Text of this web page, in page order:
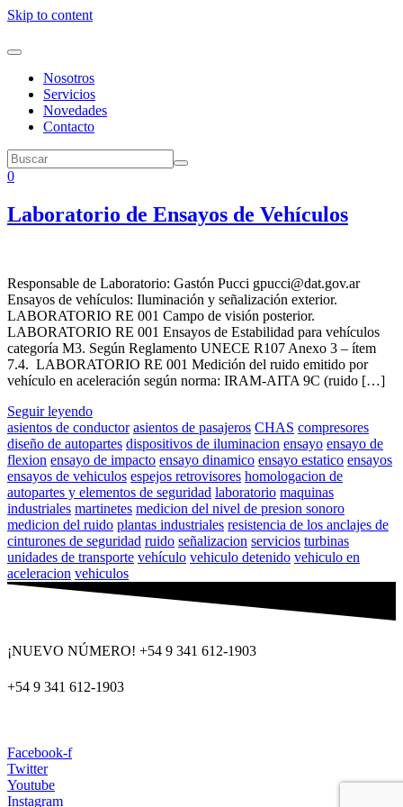
Skip to content
Nosotros
Servicios
Novedades
Contacto
0
Laboratorio de Ensayos de Vehículos
Responsable de Laboratorio: Gastón Pucci gpucci@dat.gov.ar
Ensayos de vehículos: Iluminación y señalización exterior.
LABORATORIO RE 001 Campo de visión posterior.
LABORATORIO RE 001 Ensayos de Estabilidad para vehículos
categoría M3. Según Reglamento UNECE R107 Anexo 3 – ítem
7.4. LABORATORIO RE 001 Medición del ruido emitido por
vehículo en aceleración según norma: IRAM-AITA 9C (ruido […]
Seguir leyendo
asientos de conductor asientos de pasajeros CHAS compresores
diseño de autopartes dispositivos de iluminacion ensayo ensayo de
flexion ensayo de impacto ensayo dinamico ensayo estatico ensayos
ensayos de vehiculos espejos retrovisores homologacion de
autopartes y elementos de seguridad laboratorio maquinas
industriales martinetes medicion del nivel de presion sonoro
medicion del ruido plantas industriales resistencia de los anclajes de
cinturones de seguridad ruido señalizacion servicios turbinas
unidades de transporte vehículo vehiculo detenido vehiculo en
aceleracion vehiculos
¡NUEVO NÚMERO! +54 9 341 612-1903
+54 9 341 612-1903
Facebook-f
Twitter
Youtube
Instagram